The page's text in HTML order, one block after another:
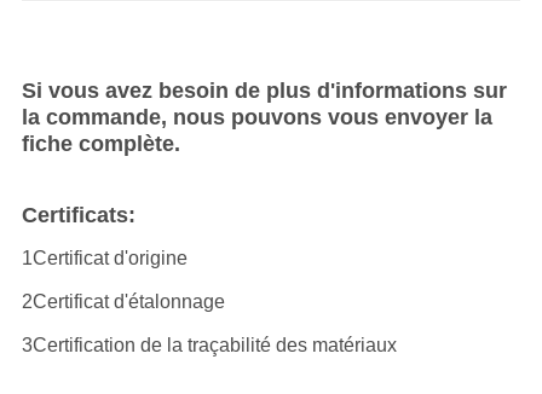
Si vous avez besoin de plus d'informations sur
la commande, nous pouvons vous envoyer la
fiche complète.
Certificats:
1Certificat d'origine
2Certificat d'étalonnage
3Certification de la traçabilité des matériaux